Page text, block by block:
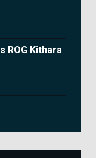
ROG Kithara